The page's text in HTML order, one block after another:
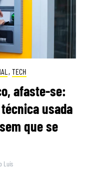
, TECH
afaste-se:
usada
que se
Luís